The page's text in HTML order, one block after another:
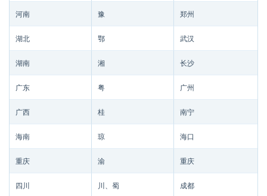
河南 豫 郑州
湖北 鄂 武汉
湖南 湘 长沙
广东 粤 广州
广西 桂 南宁
海南 琼 海口
重庆 渝 重庆
四川 川、蜀 成都